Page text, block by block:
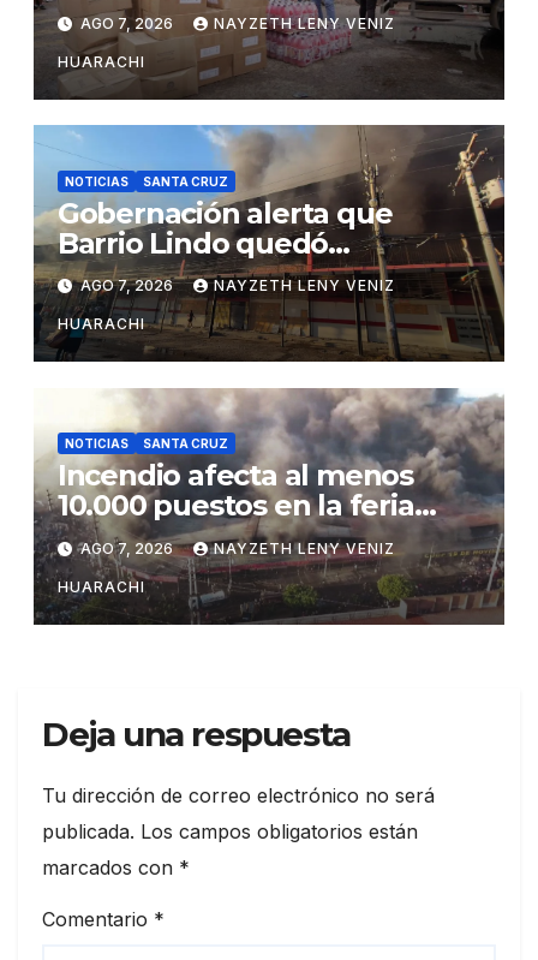
insumos para afectados
AGO 7, 2026 NAYZETH LENY VENIZ
HUARACHI
NOTICIAS SANTA CRUZ
Gobernación alerta que
Barrio Lindo quedó
inutilizable
AGO 7, 2026 NAYZETH LENY VENIZ
HUARACHI
NOTICIAS SANTA CRUZ
Incendio afecta al menos
10.000 puestos en la feria
Barrio Lindo
AGO 7, 2026 NAYZETH LENY VENIZ
HUARACHI
Deja una respuesta
Tu dirección de correo electrónico no será
publicada. Los campos obligatorios están
marcados con *
Comentario *